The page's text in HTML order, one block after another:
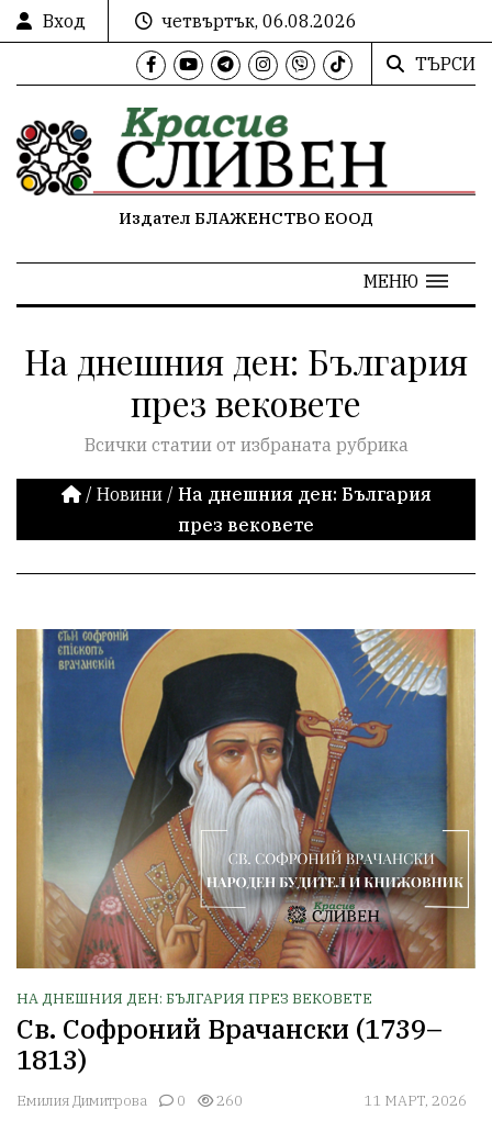
Вход
четвъртък, 06.08.2026
ТЪРСИ
Издател БЛАЖЕНСТВО ЕООД
МЕНЮ
На днешния ден: България
през вековете
Всички статии от избраната рубрика
/ Новини / На днешния ден: България
през вековете
НА ДНЕШНИЯ ДЕН: БЪЛГАРИЯ ПРЕЗ ВЕКОВЕТЕ
Св. Софроний Врачански (1739–
1813)
Емилия Димитрова 0 260 11 МАРТ, 2026